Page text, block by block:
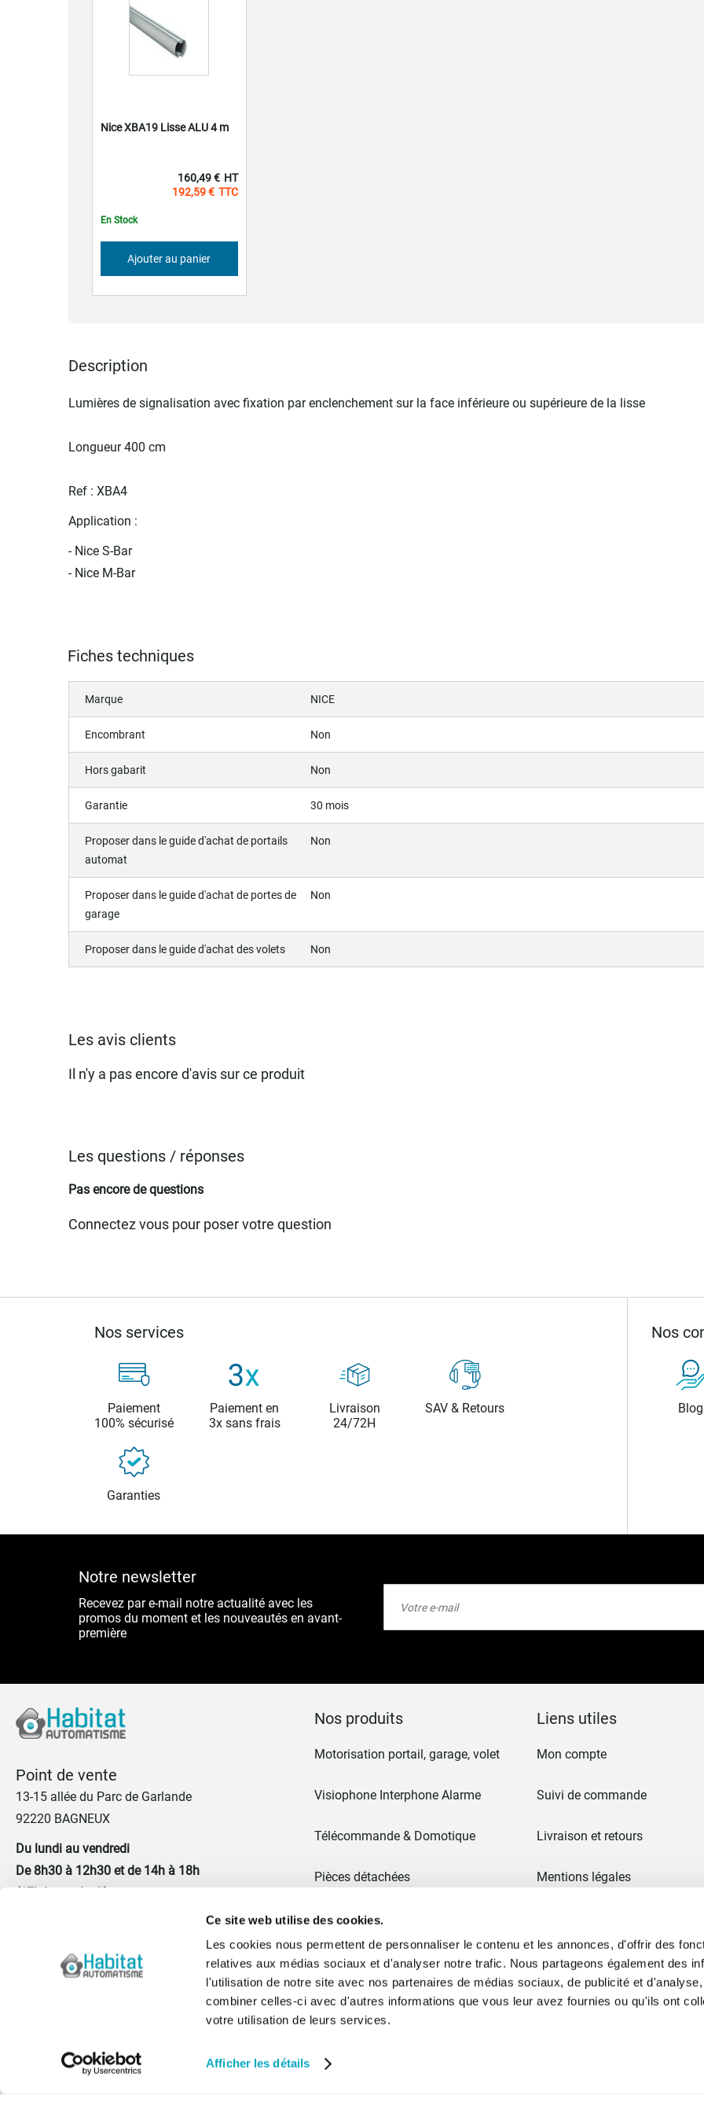
Ce site web utilise des cookies.
Les cookies nous permettent de personnaliser le contenu et les annonces, d'offrir des
relatives aux médias sociaux et d'analyser notre trafic. Nous partageons également des
l'utilisation de notre site avec nos partenaires de médias sociaux, de publicité et
combiner celles-ci avec d'autres informations que vous leur avez fournies ou qu'ils ont
votre utilisation de leurs services.
Afficher les détails
Description
Lumières de signalisation avec fixation par enclenchement sur la face inférieure ou supérieure de la lisse
Longueur 400 cm
Ref : XBA4
Application :
- Nice S-Bar
- Nice M-Bar
Fiches techniques
Marque NICE
Encombrant Non
Hors gabarit Non
Garantie 30 mois
Proposer dans le guide d'achat de portails
automat
Non
Proposer dans le guide d'achat de portes de
garage
Non
Proposer dans le guide d'achat des volets Non
Les avis clients
Il n'y a pas encore d'avis sur ce produit
Les questions / réponses
Pas encore de questions
Connectez vous pour poser votre question
Nice XBA19 Lisse ALU 4 m
En Stock
192,59 €
160,49 €
Ajouter au panier
Nos services
Paiement
100% sécurisé
Paiement en
3x sans frais
Livraison
24/72H
SAV & Retours
Garanties
Nos
Blog
Notre newsletter
Recevez par e-mail notre actualité avec les
promos du moment et les nouveautés en avant-
première
notre
:
Point de vente
13-15 allée du Parc de Garlande
92220 BAGNEUX
Du lundi au vendredi
De 8h30 à 12h30 et de 14h à 18h
Nous contacter
Nos produits
Motorisation portail, garage, volet
Visiophone Interphone Alarme
Télécommande & Domotique
Pièces détachées
Promo
Portes & Portails
Blog
Liens utiles
Mon compte
Suivi de commande
Livraison et retours
Mentions légales
Paiement en 3x sans frais
Ancien site